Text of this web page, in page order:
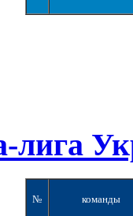
лига
№ команды